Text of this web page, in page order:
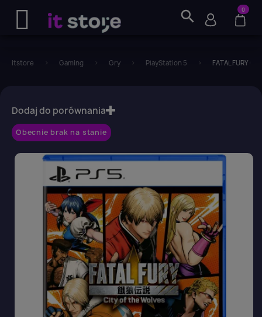
search 0
itstore Gaming Gry PlayStation 5 FATAL FURY
Obecnie brak na stanie
Dodaj do porównania